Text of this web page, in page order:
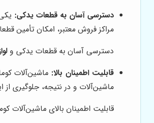
دسترسی آسان به قطعات یدکی:
مراکز فروش معتبر، امکان تأمین
دسترسی آسان به قطعات یدکی و
قابلیت اطمینان بالا: ماشین‌آلات
ماشین‌آلات و در نتیجه، جلوگیری
قابلیت اطمینان بالای ماشین‌آلات